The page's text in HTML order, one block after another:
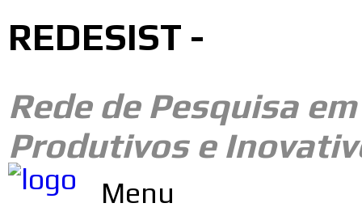
REDESIST -
Rede de Pesquisa
Produtivos e
Menu